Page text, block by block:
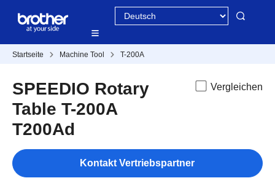
Startseite Machine Tool T-200A
SPEEDIO Rotary
Table T-200A
T200Ad
Vergleichen
Kontakt Vertriebspartner